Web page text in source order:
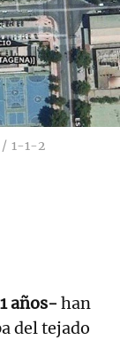
1-1-2
años- han
del tejado